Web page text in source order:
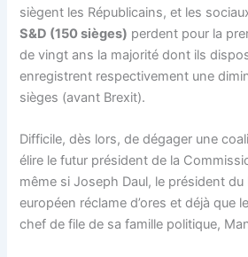
siègent les Républicains, et les
S&D (150 sièges) perdent pour la
de vingt ans la majorité dont ils
enregistrent respectivement une
sièges (avant Brexit).
Difficile, dès lors, de dégager une
élire le futur président de la
même si Joseph Daul, le président du
européen réclame d’ores et déjà que
chef de file de sa famille politique,